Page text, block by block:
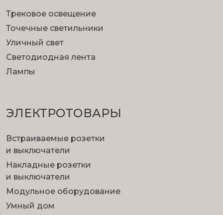
Трековое освещение
Точечные светильники
Уличный свет
Светодиодная лента
Лампы
ЭЛЕКТРОТОВАРЫ
Встраиваемые розетки
и выключатели
Накладные розетки
и выключатели
Модульное оборудование
Умный дом